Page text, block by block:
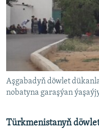
Aşgabadyň döwlet
nobatyna garaşýan
Türkmenistanyň